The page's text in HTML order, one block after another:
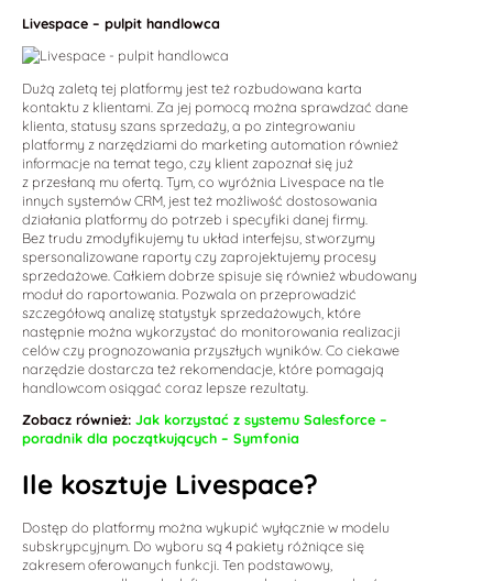
Livespace – pulpit handlowca
Dużą zaletą tej platformy jest też rozbudowana karta
kontaktu z klientami. Za jej pomocą można sprawdzać dane
klienta, statusy szans sprzedaży, a po zintegrowaniu
platformy z narzędziami do marketing automation również
informacje na temat tego, czy klient zapoznał się już
z przesłaną mu ofertą. Tym, co wyróżnia Livespace na tle
innych systemów CRM, jest też możliwość dostosowania
działania platformy do potrzeb i specyfiki danej firmy.
Bez trudu zmodyfikujemy tu układ interfejsu, stworzymy
spersonalizowane raporty czy zaprojektujemy procesy
sprzedażowe. Całkiem dobrze spisuje się również wbudowany
moduł do raportowania. Pozwala on przeprowadzić
szczegółową analizę statystyk sprzedażowych, które
następnie można wykorzystać do monitorowania realizacji
celów czy prognozowania przyszłych wyników. Co ciekawe
narzędzie dostarcza też rekomendacje, które pomagają
handlowcom osiągać coraz lepsze rezultaty.
Zobacz również:Jak korzystać z systemu Salesforce –
poradnik dla początkujących – Symfonia
Ile kosztuje Livespace?
Dostęp do platformy można wykupić wyłącznie w modelu
subskrypcyjnym. Do wyboru są 4 pakiety różniące się
zakresem oferowanych funkcji. Ten podstawowy,